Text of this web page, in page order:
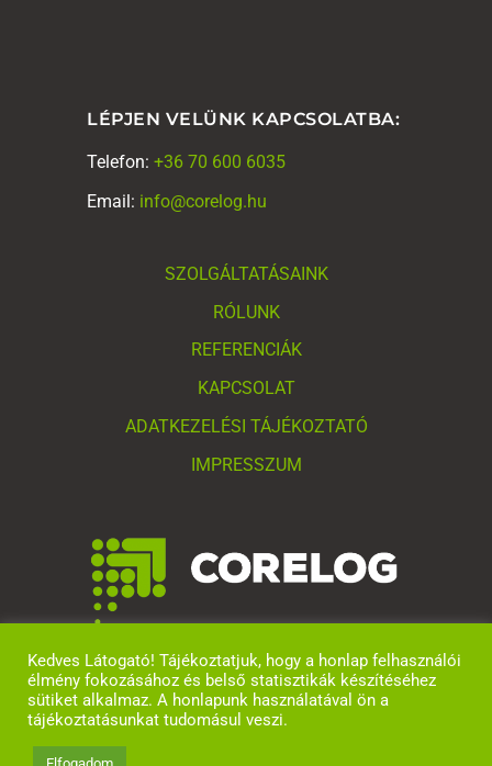
LÉPJEN VELÜNK KAPCSOLATBA:
Telefon: +36 70 600 6035
Email: info@corelog.hu
SZOLGÁLTATÁSAINK
RÓLUNK
REFERENCIÁK
KAPCSOLAT
ADATKEZELÉSI TÁJÉKOZTATÓ
IMPRESSZUM
Kedves Látogató! Tájékoztatjuk, hogy a honlap felhasználói
élmény fokozásához és belső statisztikák készítéséhez
sütiket alkalmaz. A honlapunk használatával ön a
tájékoztatásunkat tudomásul veszi.